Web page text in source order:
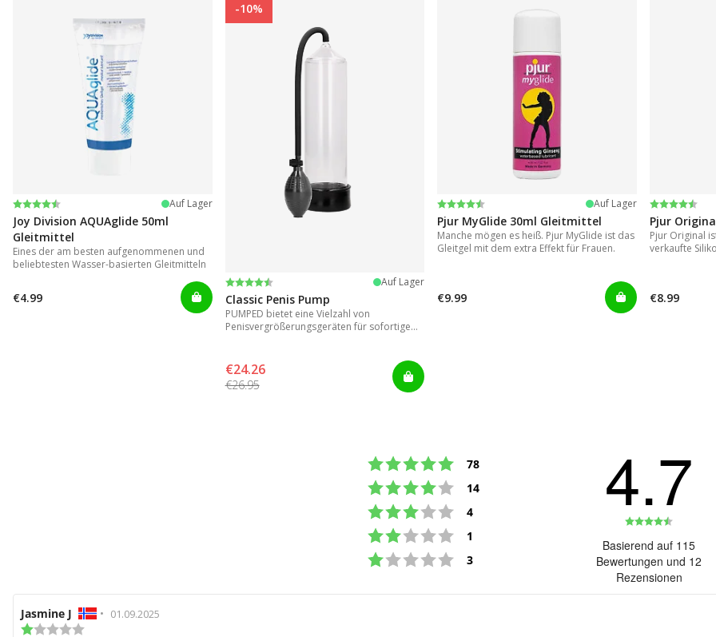
Bewertung:
4.2 von 5 Sternen Auf Lager
Joy Division AQUAglide 50ml
Gleitmittel
Eines der am besten aufgenommenen und
beliebtesten Wasser-basierten Gleitmitteln
€4.99
-10%
Bewertung:
4.3 von 5 Sternen Auf Lager
Classic Penis Pump
PUMPED bietet eine Vielzahl von
Penisvergrößerungsgeräten für sofortige
€24.26
€26.95
Bewertung:
4.2 von 5 Sternen Auf Lager
Pjur MyGlide 30ml Gleitmittel
Manche mögen es heiß. Pjur MyGlide ist das
Gleitgel mit dem extra Effekt für Frauen.
€9.99
Bewertung:
4.2 von 5
Pjur
Pjur Original
verkaufte
€8.99
Bewertung: 5 von 5 Sternen
78
Bewertung: 4 von 5 Sternen
14
Bewertung: 3 von 5 Sternen
4
Bewertung: 2 von 5 Sternen
1
Bewertung: 1 von 5 Sternen
3
4.7
4.7
von
5
Basierend auf 115
Bewertungen und 12
Rezensionen
Autor
der
Jasmine J • Bewertungsdatum:
01.09.2025